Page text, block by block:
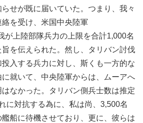
せが既に届いていた。つまり、我々
を受け、米国中央陸軍
が上陸部隊兵力の上限を合計1,000名
を伝えられた。然し、タリバン討伐
入する兵力に対し、斯くも一方的な
就いて、中央陸軍からは、ムーアへ
なかった。タリバン側兵士数は推定
に対抗する為に、私は尚、3,500名
船に待機させており、更に、彼らは